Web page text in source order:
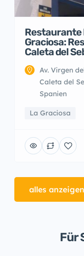
Restaurante
Graciosa:
Caleta del
Av. Virgen
Caleta del
Spanien
La Graciosa
alles anzeigen
Für